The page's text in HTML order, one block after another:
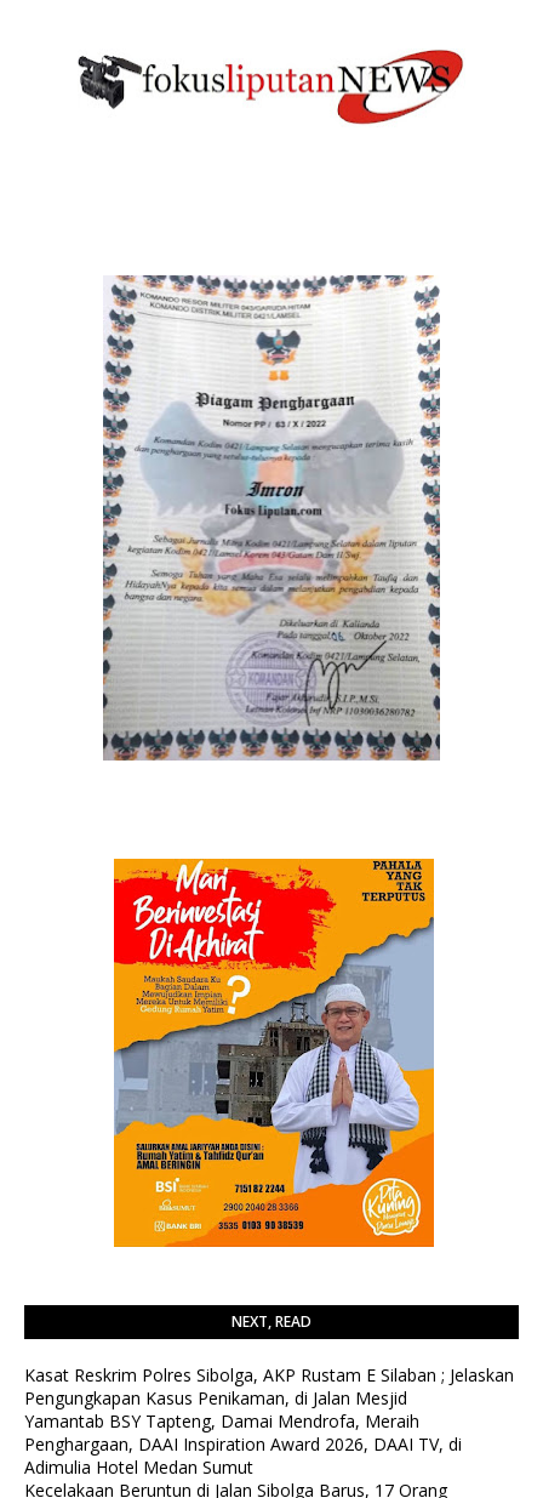
NEXT, READ
Kasat Reskrim Polres Sibolga, AKP Rustam E Silaban ; Jelaskan
Pengungkapan Kasus Penikaman, di Jalan Mesjid
Yamantab BSY Tapteng, Damai Mendrofa, Meraih
Penghargaan, DAAI Inspiration Award 2026, DAAI TV, di
Adimulia Hotel Medan Sumut
Kecelakaan Beruntun di Jalan Sibolga Barus, 17 Orang